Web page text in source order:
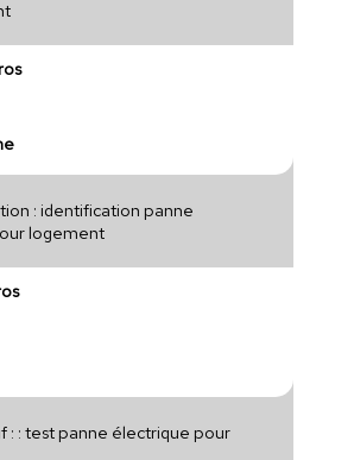
: identification panne
logement
: : test panne électrique pour